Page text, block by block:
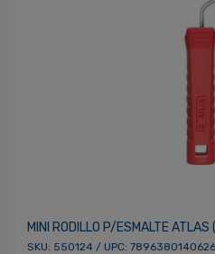
MINI RODILLO P/ESMALTE
SKU: 550124 / UPC: 7896380140626